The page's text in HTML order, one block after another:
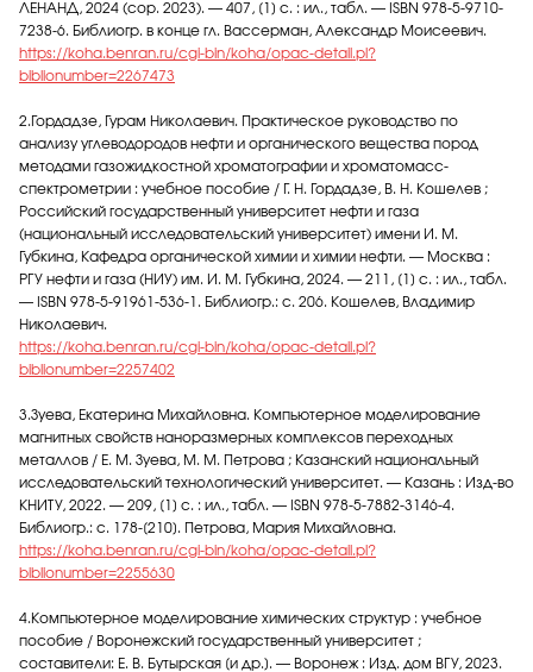
ЛЕНАНД, 2024 (cop. 2023). — 407, [1] с. : ил., табл. — ISBN 978-5-9710-
7238-6. Библиогр. в конце гл. Вассерман, Александр Моисеевич.
https://koha.benran.ru/cgi-bin/koha/opac-detail.pl?
biblionumber=2267473
2.Гордадзе, Гурам Николаевич. Практическое руководство по
анализу углеводородов нефти и органического вещества пород
методами газожидкостной хроматографии и хроматомасс-
спектрометрии : учебное пособие / Г. Н. Гордадзе, В. Н. Кошелев ;
Российский государственный университет нефти и газа
(национальный исследовательский университет) имени И. М.
Губкина, Кафедра органической химии и химии нефти. — Москва :
РГУ нефти и газа (НИУ) им. И. М. Губкина, 2024. — 211, [1] с. : ил., табл.
— ISBN 978-5-91961-536-1. Библиогр.: с. 206. Кошелев, Владимир
Николаевич.
https://koha.benran.ru/cgi-bin/koha/opac-detail.pl?
biblionumber=2257402
3.Зуева, Екатерина Михайловна. Компьютерное моделирование
магнитных свойств наноразмерных комплексов переходных
металлов / Е. М. Зуева, М. М. Петрова ; Казанский национальный
исследовательский технологический университет. — Казань : Изд-во
КНИТУ, 2022. — 209, [1] с. : ил., табл. — ISBN 978-5-7882-3146-4.
Библиогр.: с. 178-[210]. Петрова, Мария Михайловна.
https://koha.benran.ru/cgi-bin/koha/opac-detail.pl?
biblionumber=2255630
4.Компьютерное моделирование химических структур : учебное
пособие / Воронежский государственный университет ;
составители: Е. В. Бутырская [и др.]. — Воронеж : Изд. дом ВГУ, 2023.